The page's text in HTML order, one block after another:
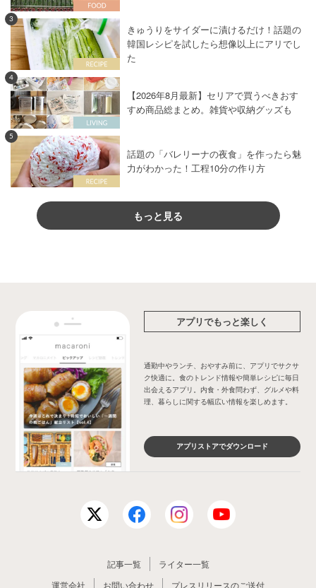
3
きゅうりをサイダーに漬けるだけ！話題の
韓国レシピを試したら想像以上にアリでし
た
4
【2026年8月最新】セリアで買うべきおす
すめ商品総まとめ。雑貨や収納グッズも
5
話題の「バレリーナの夜食」を作ったら魅
力がわかった！工程10分の作り方
もっと見る
アプリでもっと楽しく
通勤中やランチ、おやすみ前に、アプリでサクサ
ク快適に。食のトレンド情報や簡単レシピに毎日
出会えるアプリ。内食・外食問わず、グルメや料
理、暮らしに関する幅広い情報を楽しめます。
アプリストアでダウンロード
記事一覧
ライター一覧
運営会社
お問い合わせ プレスリリースのご送付